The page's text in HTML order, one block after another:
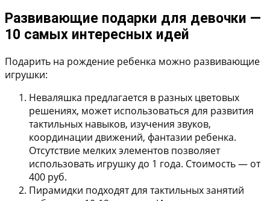
Развивающие подарки для девочки —
10 самых интересных идей
Подарить на рождение ребенка можно развивающие
игрушки:
Неваляшка предлагается в разных цветовых
решениях, может использоваться для развития
тактильных навыков, изучения звуков,
координации движений, фантазии ребенка.
Отсутствие мелких элементов позволяет
использовать игрушку до 1 года. Стоимость — от
400 руб.
Пирамидки подходят для тактильных занятий